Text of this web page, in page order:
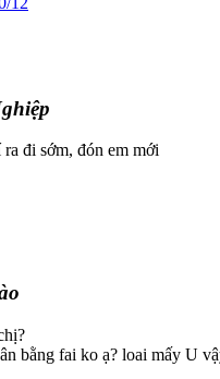
đi sớm, đón em mới
bằng fai ko ạ? loai mấy U